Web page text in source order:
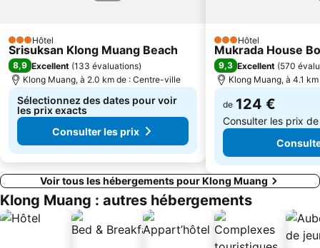
3 Étoiles
Hôtel
Srisuksan Klong Muang Beach
8,9 Excellent (133 évaluations)
Klong Muang, à 2.0 km de : Centre-ville
Sélectionnez des dates pour voir
les prix exacts
Consulter les prix
3 Étoiles
Hôtel
Mukrada House
9,3 Excellent (570
Klong Muang, à 4.1
de 124 €
Consulter les prix
Voir tous les hébergements pour Klong Muang
Klong Muang : autres hébergements